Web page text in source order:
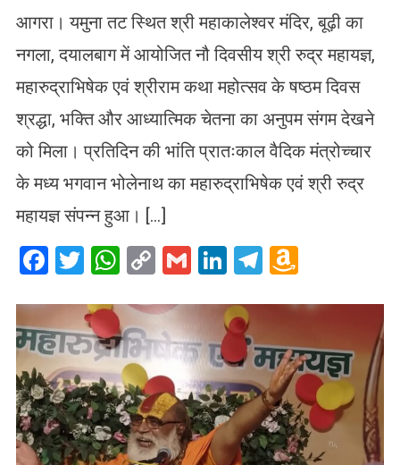
आगरा। यमुना तट स्थित श्री महाकालेश्वर मंदिर, बूढ़ी का
नगला, दयालबाग में आयोजित नौ दिवसीय श्री रुद्र महायज्ञ,
महारुद्राभिषेक एवं श्रीराम कथा महोत्सव के षष्ठम दिवस
श्रद्धा, भक्ति और आध्यात्मिक चेतना का अनुपम संगम देखने
को मिला। प्रतिदिन की भांति प्रातःकाल वैदिक मंत्रोच्चार
के मध्य भगवान भोलेनाथ का महारुद्राभिषेक एवं श्री रुद्र
महायज्ञ संपन्न हुआ। […]
Facebook
Twitter
WhatsApp
CopyGmailLinkedIn
Telegram
List